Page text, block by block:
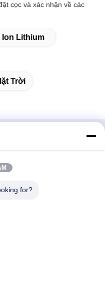
cọc và xác nhận về các
Ion Lithium
Trời
Tảo Trang, Sơn Đông,
for?